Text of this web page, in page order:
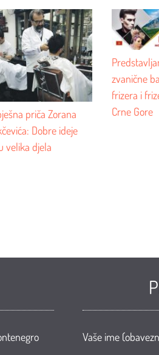
priča Zorana
Dobre ideje
velika djela
zvanične
frizera i
Crne Gore
Vaše ime